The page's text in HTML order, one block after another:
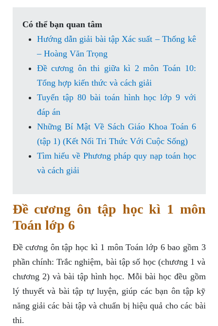
Có thể bạn quan tâm
Hướng dẫn giải bài tập Xác suất – Thống kê
– Hoàng Văn Trọng
Đề cương ôn thi giữa kì 2 môn Toán 10:
Tổng hợp kiến thức và cách giải
Tuyển tập 80 bài toán hình học lớp 9 với
đáp án
Những Bí Mật Về Sách Giáo Khoa Toán 6
(tập 1) (Kết Nối Tri Thức Với Cuộc Sống)
Tìm hiểu về Phương pháp quy nạp toán học
và cách giải
Đề cương ôn tập học kì 1 môn
Toán lớp 6
Đề cương ôn tập học kì 1 môn Toán lớp 6 bao gồm 3
phần chính: Trắc nghiệm, bài tập số học (chương 1 và
chương 2) và bài tập hình học. Mỗi bài học đều gồm
lý thuyết và bài tập tự luyện, giúp các bạn ôn tập kỹ
năng giải các bài tập và chuẩn bị hiệu quả cho các bài
thi.